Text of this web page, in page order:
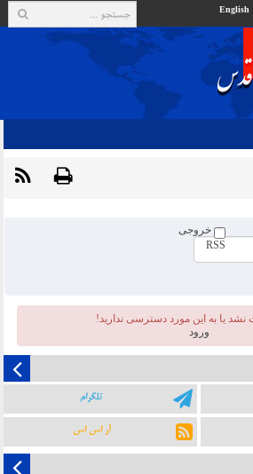
English
خروجی
RSS
نشد یا به این مورد دسترسی ندارید!
ورود
تلگرام
آر اس اس